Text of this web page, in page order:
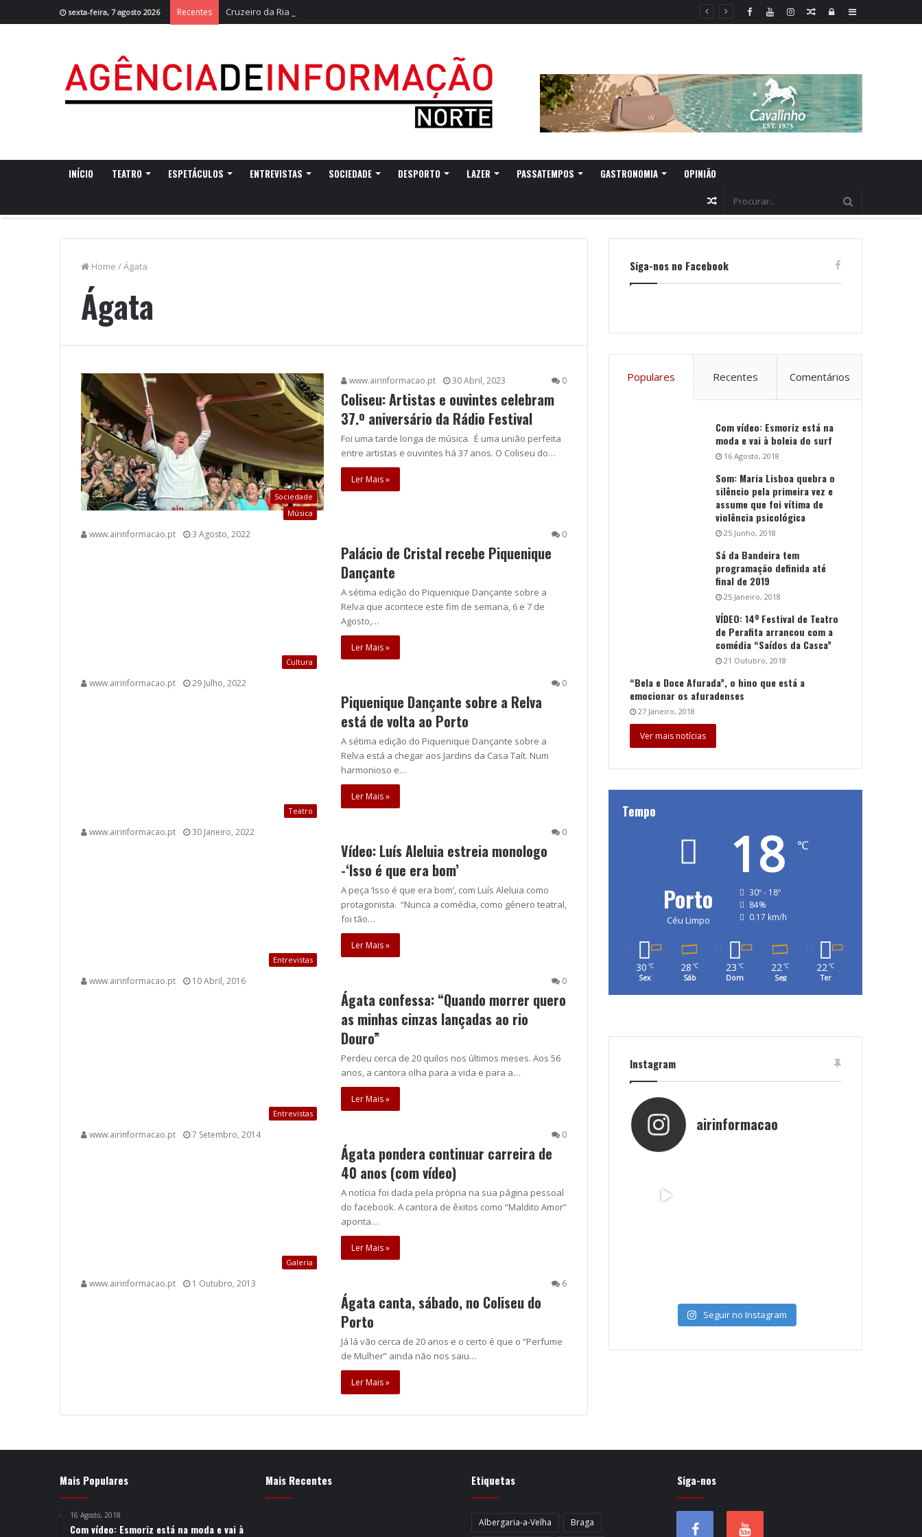
sexta-feira, 7 agosto 2026 Recentes Cruzeiro da Ria regressa a Ovar com experiências náuticas e observação de aves Sidebar
Log
Random
INÍCIO TEATRO ESPETÁCULOS ENTREVISTAS SOCIEDADE DESPORTO LAZER PASSATEMPOS GASTRONOMIA OPINIÃO
Random
Home /Ágata
Ágata
Sociedade
www.airinformacao.pt 30 Abril, 2023 0
Coliseu: Artistas e ouvintes celebram
37.º aniversário da Rádio Festival
Foi uma tarde longa de música. É uma união perfeita
entre artistas e ouvintes há 37 anos. O Coliseu do…
Ler Mais »
Música
www.airinformacao.pt 3 Agosto, 2022 0
Palácio de Cristal recebe Piquenique
Dançante
A sétima edição do Piquenique Dançante sobre a
Relva que acontece este fim de semana, 6 e 7 de
Agosto,…
Ler Mais »
Cultura
www.airinformacao.pt 29 Julho, 2022 0
Piquenique Dançante sobre a Relva
está de volta ao Porto
A sétima edição do Piquenique Dançante sobre a
Relva está a chegar aos Jardins da Casa Taít. Num
harmonioso e…
Ler Mais »
Teatro
www.airinformacao.pt 30 Janeiro, 2022 0
Vídeo: Luís Aleluia estreia monologo
-‘Isso é que era bom’
A peça ‘Isso é que era bom’, com Luís Aleluia como
protagonista. “Nunca a comédia, como género teatral,
foi tão…
Ler Mais »
Entrevistas
www.airinformacao.pt 10 Abril, 2016 0
Ágata confessa: “Quando morrer quero
as minhas cinzas lançadas ao rio
Douro”
Perdeu cerca de 20 quilos nos últimos meses. Aos 56
anos, a cantora olha para a vida e para a…
Ler Mais »
Entrevistas
www.airinformacao.pt 7 Setembro, 2014 0
Ágata pondera continuar carreira de
40 anos (com vídeo)
A notícia foi dada pela própria na sua página pessoal
do facebook. A cantora de êxitos como “Maldito Amor”
aponta…
Ler Mais »
Galeria
www.airinformacao.pt 1 Outubro, 2013 6
Ágata canta, sábado, no Coliseu do
Porto
Já lá vão cerca de 20 anos e o certo é que o “Perfume
de Mulher” ainda não nos saiu…
Ler Mais »
Siga-nos no Facebook
Populares Recentes Comentários
Com vídeo: Esmoriz está na
moda e vai à boleia do surf
16 Agosto, 2018
Som: Maria Lisboa quebra o
silêncio pela primeira vez e
assume que foi vítima de
violência psicológica
25 Junho, 2018
Sá da Bandeira tem
programação definida até
final de 2019
25 Janeiro, 2018
VÍDEO: 14º Festival de Teatro
de Perafita arrancou com a
comédia “Saídos da Casca”
21 Outubro, 2018
“Bela e Doce Afurada”, o hino que está a
emocionar os afuradenses
27 Janeiro, 2018
Ver mais notícias
Tempo
Porto
Céu Limpo
18 ℃
30º - 18º
84%
0.17 km/h
30 ℃
Sex
28 ℃
Sáb
23 ℃
Dom
22℃
Seg
22℃
Ter
Instagram
airinformacao
Seguir no Instagram
Mais Populares
16 Agosto, 2018
Com vídeo: Esmoriz está na moda e vai à
Mais Recentes Etiquetas
Albergaria-a-Velha Braga
Siga-nos